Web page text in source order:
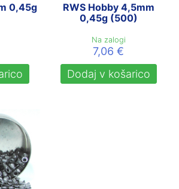
0,45g
RWS Hobby 4,5mm
0,45g (500)
Na zalogi
7,06€
Dodaj v košarico